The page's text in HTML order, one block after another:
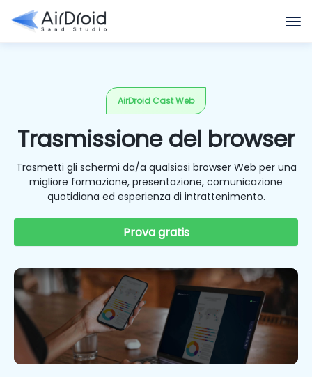
AirDroid Cast Web
Trasmissione del browser
Trasmetti gli schermi da/a qualsiasi browser Web per una
migliore formazione, presentazione, comunicazione
quotidiana ed esperienza di intrattenimento.
Prova gratis